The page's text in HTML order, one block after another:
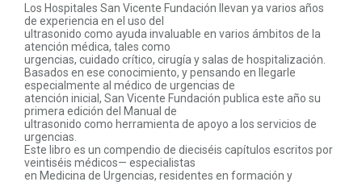
Los Hospitales San Vicente Fundación llevan ya varios años
de experiencia en el uso del
ultrasonido como ayuda invaluable en varios ámbitos de la
atención médica, tales como
urgencias, cuidado crítico, cirugía y salas de hospitalización.
Basados en ese conocimiento, y pensando en llegarle
especialmente al médico de urgencias de
atención inicial, San Vicente Fundación publica este año su
primera edición del Manual de
ultrasonido como herramienta de apoyo a los servicios de
urgencias.
Este libro es un compendio de dieciséis capítulos escritos por
veintiséis médicos— especialistas
en Medicina de Urgencias, residentes en formación y